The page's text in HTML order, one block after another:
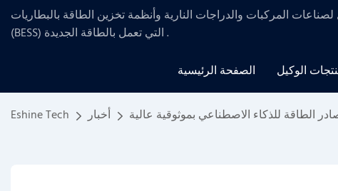
لصناعات المركبات والدراجات النارية وأنظمة تخزين الطاقة بالبطاريات
.
الصفحة الرئيسية الوكيل
Eshine Tech أخبار الطاقة للذكاء الاصطناعي بموثوقية عالية